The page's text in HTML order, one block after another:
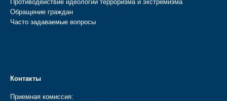
Противодействие идеологии терроризма и экстремизма
Обращение граждан
Часто задаваемые вопросы
Контакты
Приемная комиссия: